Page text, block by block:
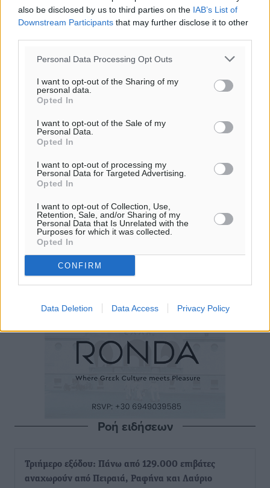
also be disclosed by us to third parties on the IAB’s List of
Downstream Participants that may further disclose it to other
Personal Data Processing Opt Outs
I want to opt-out of the Sharing of my
personal data.
Opted In
I want to opt-out of the Sale of my
Personal Data.
Opted In
I want to opt-out of processing my
Personal Data for Targeted Advertising.
Opted In
I want to opt-out of Collection, Use,
Retention, Sale, and/or Sharing of my
Personal Data that Is Unrelated with the
Purposes for which it was collected.
Opted In
CONFIRM
Data Deletion Data Access Privacy Policy
Ροή ειδήσεων
Τριήμερο εξόδου: Πάνω από 129.000 επιβάτες
αναχωρούν από Πειραιά, Ραφήνα και Λαύριο